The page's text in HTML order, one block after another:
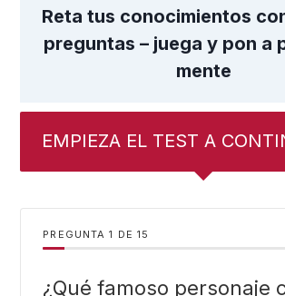
Reta tus conocimientos
preguntas – juega y pon a
mente
EMPIEZA EL TEST A
PREGUNTA DE 15
¿Qué famoso personaje